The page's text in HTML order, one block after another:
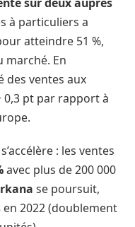
à particuliers a
atteindre 51 %,
marché. En
des ventes aux
0,3 pt par rapport à
s’accélère : les ventes
avec plus de 200 000
se poursuit,
en 2022 (doublement